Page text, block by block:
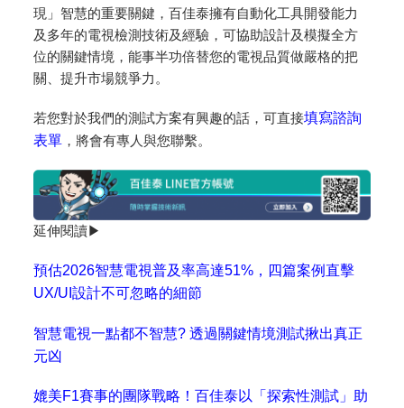
現」智慧的重要關鍵，百佳泰擁有自動化工具開發能力
及多年的電視檢測技術及經驗，可協助設計及模擬全方
位的關鍵情境，能事半功倍替您的電視品質做嚴格的把
關、提升市場競爭力。
若您對於我們的測試方案有興趣的話，可直接填寫諮詢
表單 ，將會有專人與您聯繫。
延伸閱讀▶
預估2026智慧電視普及率高達51%，四篇案例直擊
UX/UI設計不可忽略的細節
智慧電視一點都不智慧? 透過關鍵情境測試揪出真正
元凶
媲美F1賽事的團隊戰略！百佳泰以「探索性測試」助